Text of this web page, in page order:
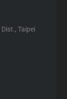
Taipei